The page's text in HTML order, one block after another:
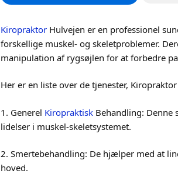
Kiropraktor Hulvejen er en professionel
forskellige muskel- og skeletproblemer.
manipulation af rygsøjlen for at forbedre
Her er en liste over de tjenester,
1. Generel Kiropraktisk Behandling: Denne
lidelser i muskel-skeletsystemet.
2. Smertebehandling: De hjælper med at
hoved.